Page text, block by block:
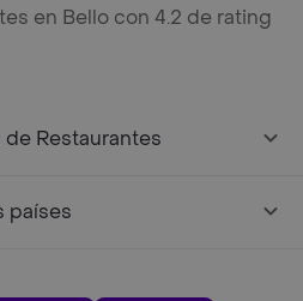
en Bello con 4.2 de rating
de Restaurantes
países